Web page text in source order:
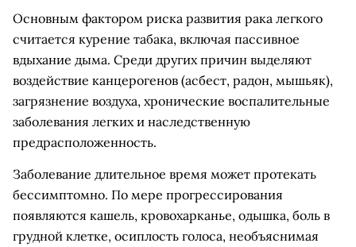
Основным фактором риска развития рака легкого
считается курение табака, включая пассивное
вдыхание дыма. Среди других причин выделяют
воздействие канцерогенов (асбест, радон, мышьяк),
загрязнение воздуха, хронические воспалительные
заболевания легких и наследственную
предрасположенность.
Заболевание длительное время может протекать
бессимптомно. По мере прогрессирования
появляются кашель, кровохарканье, одышка, боль в
грудной клетке, осиплость голоса, необъяснимая